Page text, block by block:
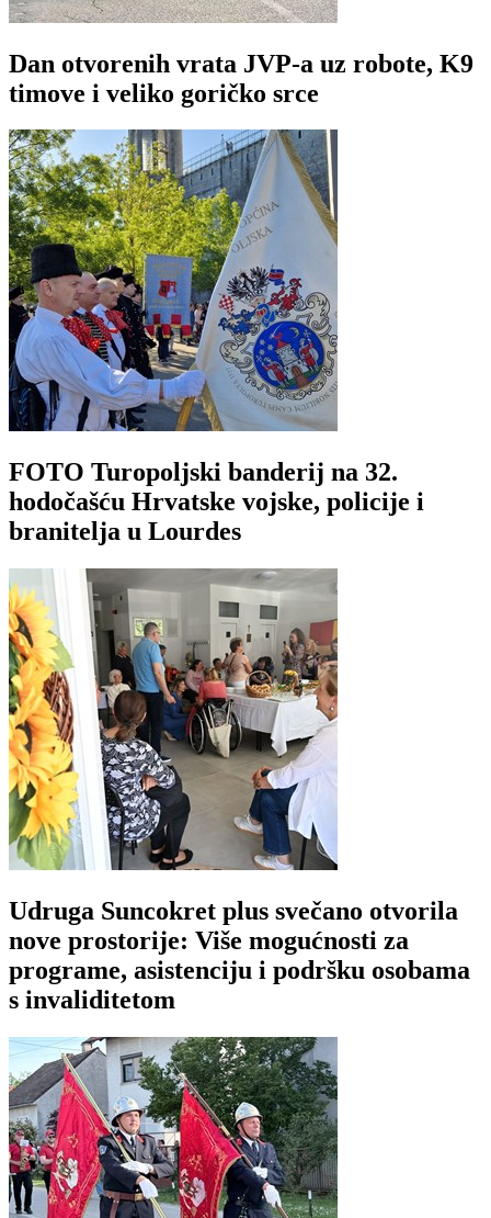
Dan otvorenih vrata JVP-a uz robote, K9
timove i veliko goričko srce
FOTO Turopoljski banderij na 32.
hodočašću Hrvatske vojske, policije i
branitelja u Lourdes
Udruga Suncokret plus svečano otvorila
nove prostorije: Više mogućnosti za
programe, asistenciju i podršku osobama
s invaliditetom